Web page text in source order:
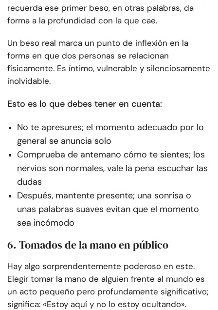
recuerda ese primer beso, en otras palabras, da
forma a la profundidad con la que cae.
Un beso real marca un punto de inflexión en la
forma en que dos personas se relacionan
físicamente. Es íntimo, vulnerable y silenciosamente
inolvidable.
Esto es lo que debes tener en cuenta:
No te apresures; el momento adecuado por lo
general se anuncia solo
Comprueba de antemano cómo te sientes; los
nervios son normales, vale la pena escuchar las
dudas
Después, mantente presente; una sonrisa o
unas palabras suaves evitan que el momento
sea incómodo
6. Tomados de la mano en público
Hay algo sorprendentemente poderoso en este.
Elegir tomar la mano de alguien frente al mundo es
un acto pequeño pero profundamente significativo;
significa: «Estoy aquí y no lo estoy ocultando».